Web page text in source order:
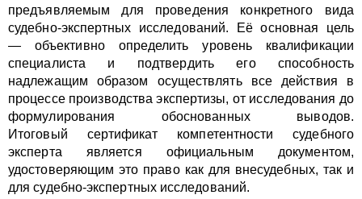
предъявляемым для проведения конкретного вида
судебно-экспертных исследований. Её основная цель
— объективно определить уровень квалификации
специалиста и подтвердить его способность
надлежащим образом осуществлять все действия в
процессе производства экспертизы, от исследования до
формулирования обоснованных выводов.
Итоговый сертификат компетентности судебного
эксперта является официальным документом,
удостоверяющим это право как для внесудебных, так и
для судебно-экспертных исследований.